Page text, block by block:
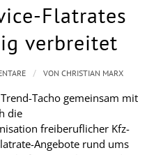
Flatrates
verbreitet
Tacho gemeinsam mit
die
freiberuflicher Kfz-
Angebote rund ums
/ VONCHRISTIAN MARX